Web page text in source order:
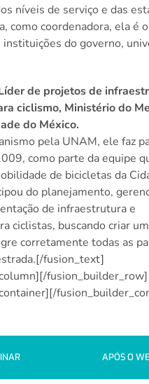
níveis de serviço e das
como coordenadora, ela é
instituições do governo,
de projetos de
ciclismo, Ministério do
do México.
pela UNAM, ele faz
como parte da equipe
de bicicletas da
do planejamento,
de infraestrutura e
ciclistas, buscando criar
corretamente todas as
fusion_text]
fusion_builder_row]
APÓS O